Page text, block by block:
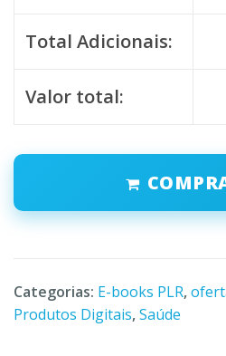
Total Adicionais:
Valor total:
Categorias: E-books PLR,
Produtos Digitais,Saúde